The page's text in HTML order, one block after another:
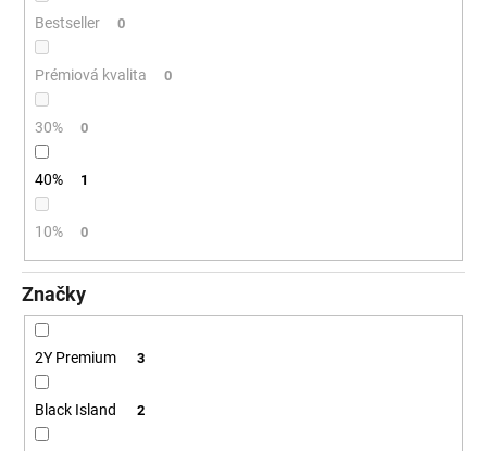
Bestseller 0
Prémiová kvalita 0
30% 0
40% 1
10% 0
Značky
2Y Premium 3
Black Island 2
O
m